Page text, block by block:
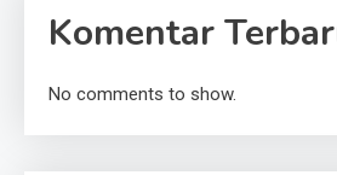
Komentar
No comments to show.